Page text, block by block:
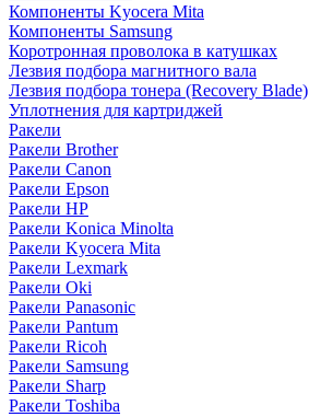
Компоненты Kyocera Mita
Компоненты Samsung
Коротронная проволока в катушках
Лезвия подбора магнитного вала
Лезвия подбора тонера (Recovery Blade)
Уплотнения для картриджей
Ракели
Ракели Brother
Ракели Canon
Ракели Epson
Ракели HP
Ракели Konica Minolta
Ракели Kyocera Mita
Ракели Lexmark
Ракели Oki
Ракели Panasonic
Ракели Pantum
Ракели Ricoh
Ракели Samsung
Ракели Sharp
Ракели Toshiba